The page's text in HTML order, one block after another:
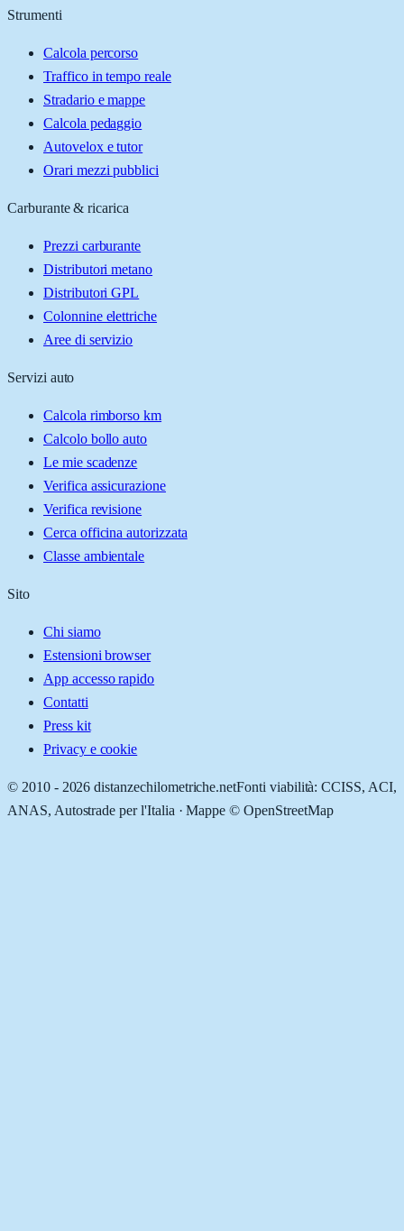
Strumenti
Calcola percorso
Traffico in tempo reale
Stradario e mappe
Calcola pedaggio
Autovelox e tutor
Orari mezzi pubblici
Carburante & ricarica
Prezzi carburante
Distributori metano
Distributori GPL
Colonnine elettriche
Aree di servizio
Servizi auto
Calcola rimborso km
Calcolo bollo auto
Le mie scadenze
Verifica assicurazione
Verifica revisione
Cerca officina autorizzata
Classe ambientale
Sito
Chi siamo
Estensioni browser
App accesso rapido
Contatti
Press kit
Privacy e cookie
© 2010 - 2026 distanzechilometriche.netFonti viabilità: CCISS, ACI,
ANAS, Autostrade per l'Italia · Mappe © OpenStreetMap